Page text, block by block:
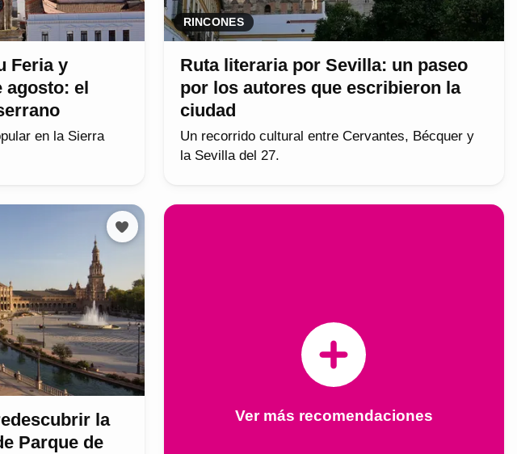
Feria y
agosto: el
en la Sierra
RINCONES
Ruta literaria por Sevilla: un paseo
por los autores que escribieron la
ciudad
Un recorrido cultural entre Cervantes, Bécquer y
la Sevilla del 27.
la
Parque de
Ver más recomendaciones